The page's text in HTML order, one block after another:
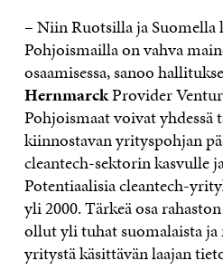
– Niin Ruotsilla ja
Pohjoismailla on vahva
osaamisessa, sanoo
HernmarckProvider
Pohjoismaat voivat yhdessä
kiinnostavan yrityspohjan
cleantech-sektorin kasvulle
Potentiaalisia cleantech-
yli 2000. Tärkeä osa
ollut yli tuhat suomalaista ja
yritystä käsittävän laajan